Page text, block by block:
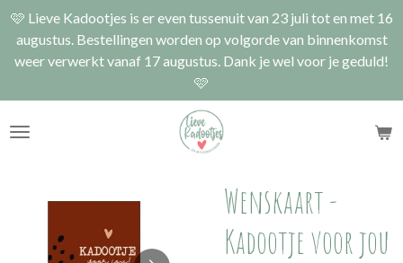
Ga
direct
naar
hoofdinhoud
🩷 Lieve Kadootjes is er even tussenuit van 23 juli tot en met 16
augustus. Bestellingen worden op volgorde van binnenkomst
weer verwerkt vanaf 17 augustus. Dank je wel voor je geduld!
🩷
Wenskaart -
Kadootje voor jou